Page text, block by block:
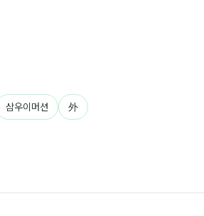
삼우이머션 外